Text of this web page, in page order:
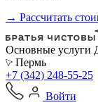
→ Рассчитать
Основные услуги
Пермь
+7 (342) 248-55-25
Войти